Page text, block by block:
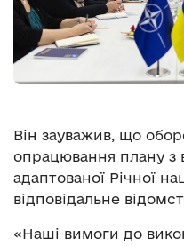
Він зауважив, що
опрацювання плану з
адаптованої Річної
відповідальне
«Наші вимоги до